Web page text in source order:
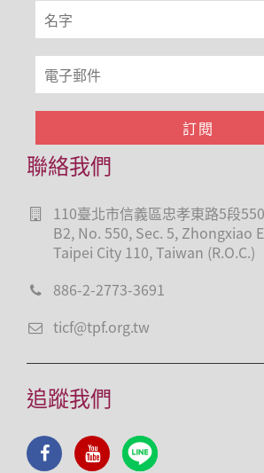
聯絡我們
110臺北市信義區忠孝東路5段
B2, No. 550, Sec. 5, Zhongxiao
Taipei City 110, Taiwan (R.O.C.)
886-2-2773-3691
ticf@tpf.org.tw
追蹤我們